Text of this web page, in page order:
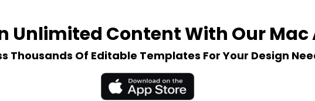
Unlimited Content With Our Mac
Thousands Of Editable Templates For Your Design